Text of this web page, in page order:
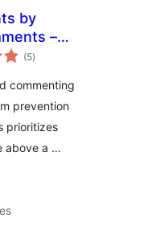
by
–
First
(5puntuacions
totals
)
commenting
prevention
prioritizes
above a …